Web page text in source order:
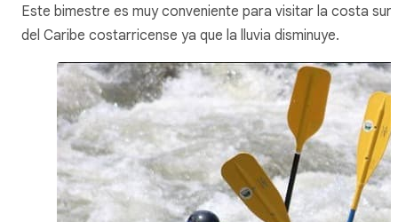
Este bimestre es muy conveniente para visitar la costa sur
del Caribe costarricense ya que la lluvia disminuye.